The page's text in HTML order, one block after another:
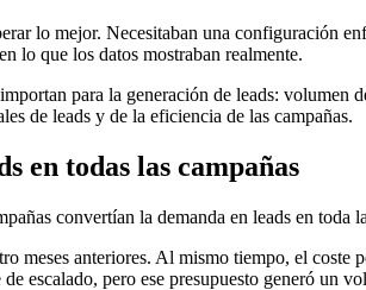
lo mejor. Necesitaban una configuración
lo que los datos mostraban realmente.
para la generación de leads:
de leads y de la eficiencia de las campañas.
en todas las campañas
convertían la demanda en leads en
meses anteriores. Al mismo tiempo, el
escalado, pero ese presupuesto generó un